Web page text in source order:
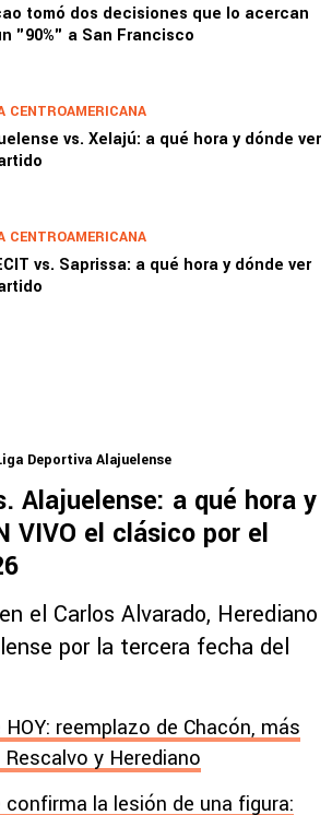
tomó dos decisiones que lo acercan
"90%" a San Francisco
CENTROAMERICANA
vs. Xelajú: a qué hora y dónde ver
CENTROAMERICANA
vs. Saprissa: a qué hora y dónde ver
Deportiva Alajuelense
Alajuelense: a qué hora y
VIVO el clásico por el
el Carlos Alvarado, Herediano
por la tercera fecha del
reemplazo de Chacón, más
y Herediano
la lesión de una figura: